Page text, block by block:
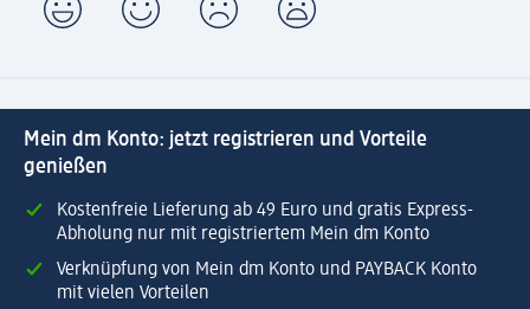
Mein dm Konto: jetzt registrieren und Vorteile
genießen
Kostenfreie Lieferung ab 49 Euro und gratis Express-
Abholung nur mit registriertem Mein dm Konto
Verknüpfung von Mein dm Konto und PAYBACK Konto
mit vielen Vorteilen